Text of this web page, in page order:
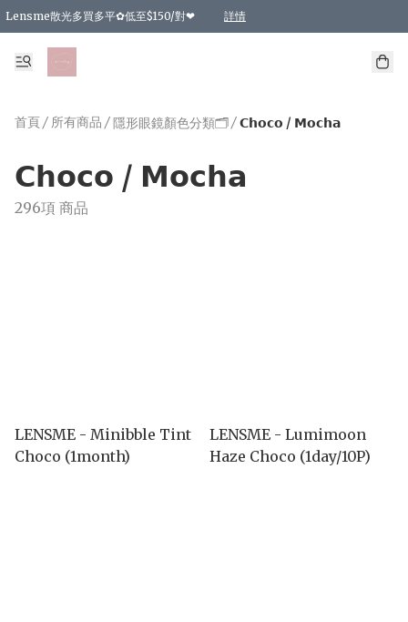
Lensme散光多買多平✿低至$150/對❤ 詳情
台灣Karacon⁩✧日拋 特價清貨❁⃘
日本韓國多款日/月拋現貨☼ 特價❤︎數量有限 售完即止
🇰🇷韓國多款月拋現貨 特價兩對$99✿數量有限 售完即止♫
精選商品，任選買2件或以上9 折；買4件或以上85 折；買6件或以上8 折
精選商品，任選買2件HKD 140.00；買4件HKD 260.00
精選商品，任選買2件HKD 190.00；買4件HKD 360.00
精選商品，任選買2件HKD 110.00；買4件HKD 180.00
精選商品，任選買2件HKD 170.00；買4件HKD 320.00
精選商品，任選買2件或以上減HKD 148.00
精選商品，任選買2件或以上減HKD 148.00
精選商品，任選買2件或以上95 折；買4件或以上9 折；買6件或以上85 折；買8件
精選商品，任選買12件或以上87 折
精選商品，任選買2件或以上減HKD 16.00；買4件或以上減HKD 32.00；買6
精選商品，任選買2件或以上95 折；買4件或以上9 折；買8件或以上85 折；買12
購物滿 HKD 800.00即享免運費優惠！（適用於 特定的送貨方式 )
首頁/ 所有商品 /隱形眼鏡顏色分類🗂️/𝗖𝗵𝗼𝗰𝗼 / 𝗠𝗼𝗰𝗵𝗮
𝗖𝗵𝗼𝗰𝗼 / 𝗠𝗼𝗰𝗵𝗮
296項 商品
LENSME - Minibble Tint
Choco (1month)
LENSME - Lumimoon
Haze Choco (1day/10P)